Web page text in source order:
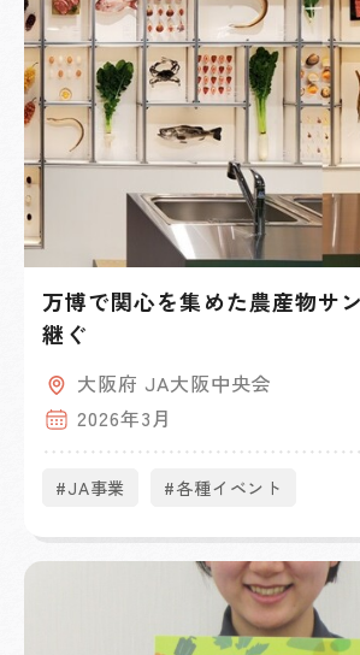
万博で関心を集めた農産物サ
継ぐ
大阪府 JA大阪中央会
2026年3月
#JA事業 #各種イベント